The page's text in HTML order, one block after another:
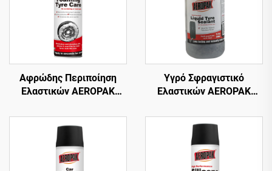
Αφρώδης Περιποίηση
Ελαστικών AEROPAK
Καθαριστικός Για
Ελαστικά Χωρίς Τρίψιμο Ή
Σκληρή Δουλειά
Υγρό Σφραγιστικό
Ελαστικών AEROPAK
Ελαστικά – Απαιτείται
Χρήση με Αεροσυμπιεστή